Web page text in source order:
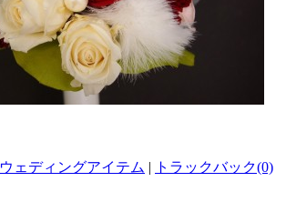
ウェディングアイテム |
トラックバック(0)